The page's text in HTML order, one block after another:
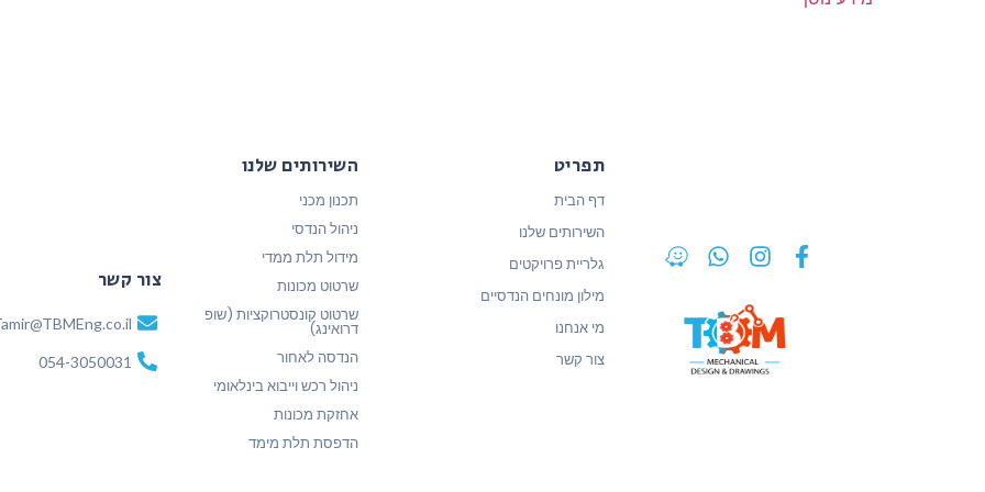
תפריט
דף הבית
השירותים שלנו
גלריית פרויקטים
מילון מונחים הנדסיים
מי אנחנו
צור קשר
השירותים שלנו
תכנון מכני
ניהול הנדסי
מידול תלת ממדי
שרטוט מכונות
שרטוט קונסטרוקציות (שופ
דרואינג)
הנדסה לאחור
ניהול רכש וייבוא בינלאומי
אחזקת מכונות
הדפסת תלת מימד
צור קשר
054-3050031